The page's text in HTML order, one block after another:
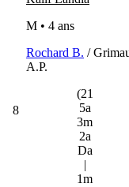
8
M • 4 ans
Rochard B. /
A.P.
(21
5a
3m
2a
Da
|
1m